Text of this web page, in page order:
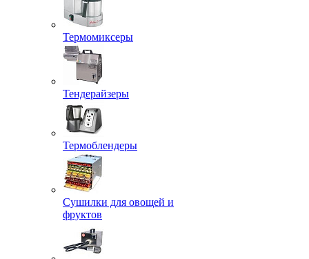
Термомиксеры
Тендерайзеры
Термоблендеры
Сушилки для овощей и
фруктов